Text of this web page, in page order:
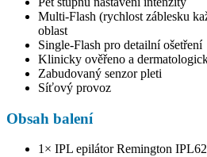
Multi-Flash (rychlost záblesku
oblast
Single-Flash pro detailní ošetření
Klinicky ověřeno a
Zabudovaný senzor pleti
Síťový provoz
Obsah balení
1× IPL epilátor Remington